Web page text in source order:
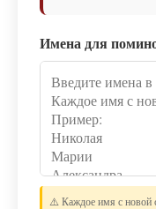
Имена для
⚠️ Каждое имя с новой